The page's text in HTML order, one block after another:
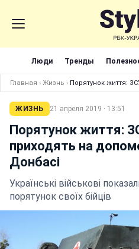
Люди Тренды
Главная › Жизнь › Порятунок життя:
ЖИЗНЬ 21 апреля 2019 · 13:51
Порятунок життя:
приходять на
Донбасі
Українські військові
порятунок своїх бійців